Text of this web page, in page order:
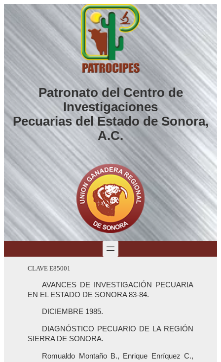
Saltar
al
contenido
Patronato del Centro de
Investigaciones
Pecuarias del Estado de Sonora,
A.C.
CLAVE E85001
AVANCES DE INVESTIGACIÓN PECUARIA
EN EL ESTADO DE SONORA 83-84.
DICIEMBRE 1985.
DIAGNÓSTICO PECUARIO DE LA REGIÓN
SIERRA DE SONORA.
Romualdo Montaño B., Enrique Enríquez C.,